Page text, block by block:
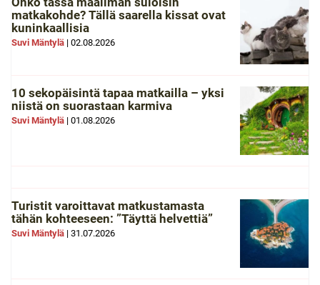
matkakohde? Tällä saarella kissat ovat
kuninkaallisia
Suvi Mäntylä | 02.08.2026
10 sekopäisintä tapaa matkailla – yksi
niistä on suorastaan karmiva
Suvi Mäntylä | 01.08.2026
Turistit varoittavat matkustamasta
tähän kohteeseen: ”Täyttä helvettiä”
Suvi Mäntylä | 31.07.2026